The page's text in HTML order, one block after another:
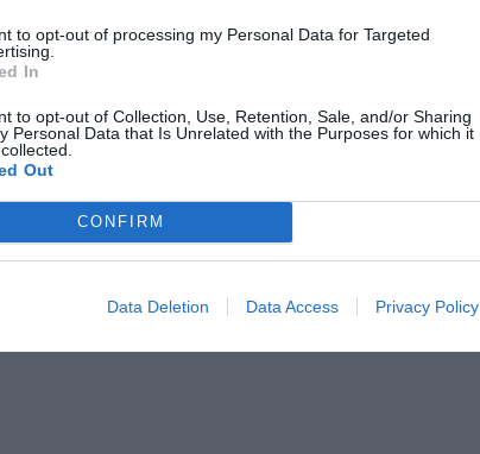
to opt-out of processing my Personal Data for Targeted
In
to opt-out of Collection, Use, Retention, Sale, and/or Sharing
Personal Data that Is Unrelated with the Purposes for which it
Out
CONFIRM
Data Deletion Data Access Privacy Policy